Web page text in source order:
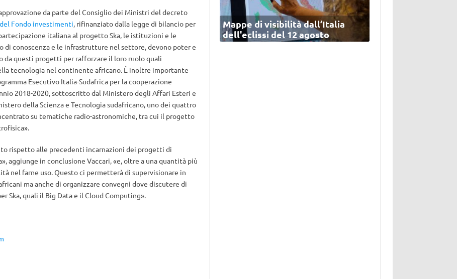
da parte del Consiglio dei Ministri del decreto
Fondo investimenti, rifinanziato dalla legge di bilancio per
italiana al progetto Ska, le istituzioni e le
conoscenza e le infrastrutture nel settore, devono poter e
da questi progetti per rafforzare il loro ruolo quali
tecnologia nel continente africano. È inoltre importante
Esecutivo Italia-Sudafrica per la cooperazione
2018-2020, sottoscritto dal Ministero degli Affari Esteri e
della Scienza e Tecnologia sudafricano, uno dei quattro
su tematiche radio-astronomiche, tra cui il progetto
rispetto alle precedenti incarnazioni dei progetti di
aggiunge in conclusione Vaccari, «e, oltre a una quantità più
nel farne uso. Questo ci permetterà di supervisionare in
ma anche di organizzare convegni dove discutere di
Ska, quali il Big Data e il Cloud Computing».
Mappe di visibilità dall’Italia
dell'eclissi del 12 agosto